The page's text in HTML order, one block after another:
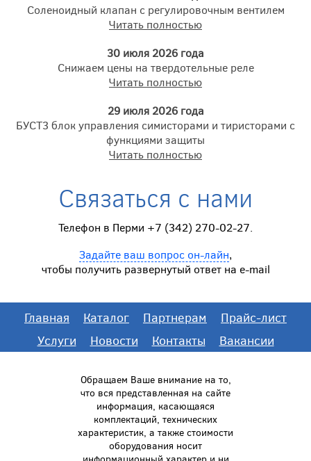
Соленоидный клапан с регулировочным вентилем
Читать полностью
30 июля 2026 года
Снижаем цены на твердотельные реле
Читать полностью
29 июля 2026 года
БУСТ3 блок управления симисторами и тиристорами с
функциями защиты
Читать полностью
Связаться с нами
Телефон в Перми +7 (342) 270-02-27.
Задайте ваш вопрос он-лайн,
чтобы получить развернутый ответ на e-mail
Главная Каталог Партнерам
Прайс-лист
Услуги
Новости Контакты Вакансии
Обращаем Ваше внимание на то,
что вся представленная на сайте
информация, касающаяся
комплектаций, технических
характеристик, а также стоимости
оборудования носит